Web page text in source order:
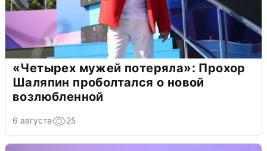
«Четырех мужей потеряла»: Прохор
Шаляпин проболтался о новой
возлюбленной
6 августа 25